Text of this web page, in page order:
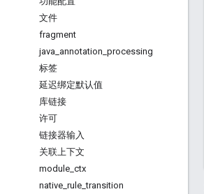
文件
fragment
java annotation processing
标签
延迟绑定默认值
库链接
许可
链接器输入
关联上下文
module ctx
native rule _transition